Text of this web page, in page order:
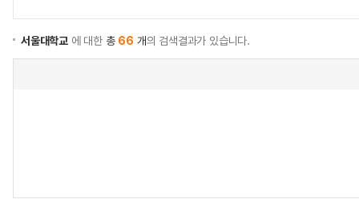
서울대학교 에 대한 총 66 개의 검색결과가 있습니다.